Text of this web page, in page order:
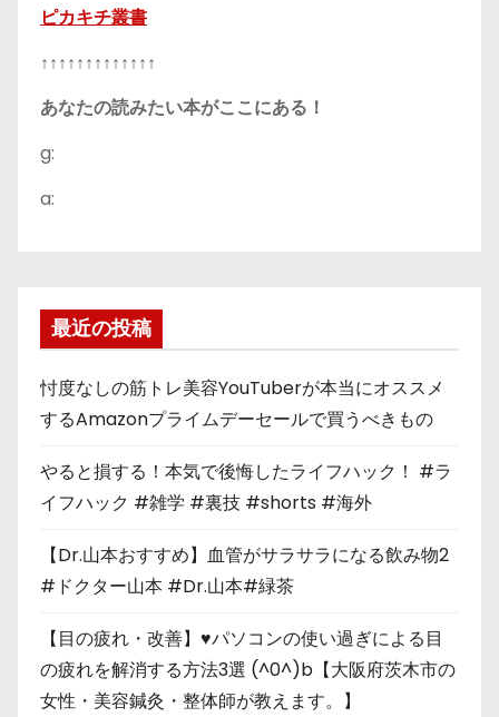
ピカキチ叢書
↑↑↑↑↑↑↑↑↑↑↑↑↑
あなたの読みたい本がここにある！
g:
a:
最近の投稿
忖度なしの筋トレ美容YouTuberが本当にオススメ
するAmazonプライムデーセールで買うべきもの
やると損する！本気で後悔したライフハック！ #ラ
イフハック #雑学 #裏技 #shorts #海外
【Dr.山本おすすめ】血管がサラサラになる飲み物2
#ドクター山本 #Dr.山本#緑茶
【目の疲れ・改善】♥パソコンの使い過ぎによる目
の疲れを解消する方法3選 (^0^)b【大阪府茨木市の
女性・美容鍼灸・整体師が教えます。】